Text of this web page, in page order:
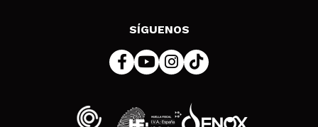
Política de cookies
SÍGUENOS